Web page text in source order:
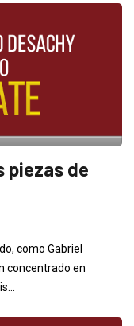
piezas de
como Gabriel
concentrado en